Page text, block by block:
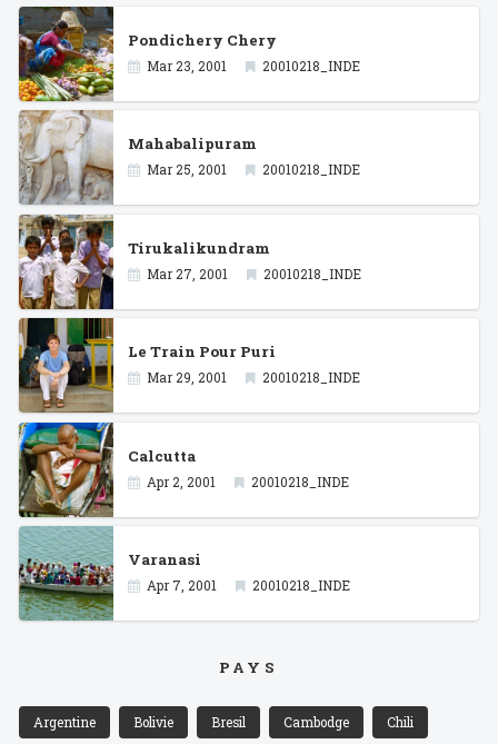
Pondichery Chery
Mar 23, 2001 20010218_INDE
Mahabalipuram
Mar 25, 2001 20010218_INDE
Tirukalikundram
Mar 27, 2001 20010218_INDE
Le Train Pour Puri
Mar 29, 2001 20010218_INDE
Calcutta
Apr 2, 2001 20010218_INDE
Varanasi
Apr 7, 2001 20010218_INDE
PAYS
Argentine Bolivie Bresil Cambodge Chili